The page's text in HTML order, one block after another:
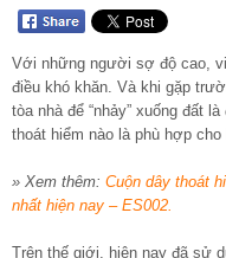
Với những người sợ độ cao,
điều khó khăn. Và khi gặp
tòa nhà để “nhảy” xuống đất
thoát hiểm nào là phù hợp cho
» Xem thêm: Cuộn dây thoát
nhất hiện nay – ES002.
Trên thế giới, hiện nay đã sử